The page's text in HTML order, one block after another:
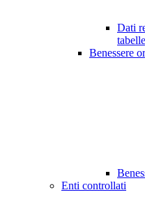
Dati
Benessere
Enti controllati